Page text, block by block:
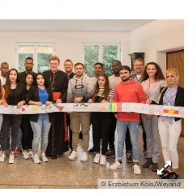
© Erzbistum Köln/Weyand